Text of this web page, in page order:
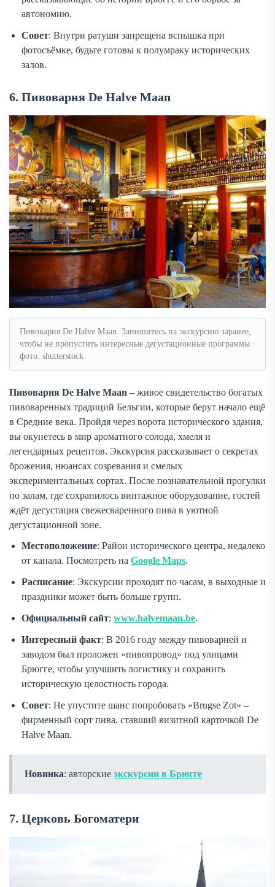
автономию.
Совет: Внутри ратуши запрещена вспышка при
фотосъёмке, будьте готовы к полумраку исторических
залов.
6. Пивоварня De Halve Maan
Пивоварня De Halve Maan. Запишитесь на экскурсию заранее,
чтобы не пропустить интересные дегустационные программы ·
фото: shutterstock
Пивоварня De Halve Maan – живое свидетельство богатых
пивоваренных традиций Бельгии, которые берут начало ещё
в Средние века. Пройдя через ворота исторического здания,
вы окунётесь в мир ароматного солода, хмеля и
легендарных рецептов. Экскурсия рассказывает о секретах
брожения, нюансах созревания и смелых
экспериментальных сортах. После познавательной прогулки
по залам, где сохранилось винтажное оборудование, гостей
ждёт дегустация свежесваренного пива в уютной
дегустационной зоне.
Местоположение: Район исторического центра, недалеко
от канала. Посмотреть на Google Maps.
Расписание: Экскурсии проходят по часам, в выходные и
праздники может быть больше групп.
Официальный сайт: www.halvemaan.be.
Интересный факт: В 2016 году между пивоварней и
заводом был проложен «пивопровод» под улицами
Брюгге, чтобы улучшить логистику и сохранить
историческую целостность города.
Совет: Не упустите шанс попробовать «Brugse Zot» –
фирменный сорт пива, ставший визитной карточкой De
Halve Maan.
Новинка: авторские экскурсии в Брюгге
7. Церковь Богоматери